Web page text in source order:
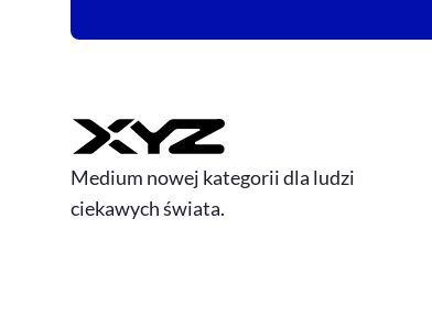
Medium nowej kategorii dla ludzi
ciekawych świata.